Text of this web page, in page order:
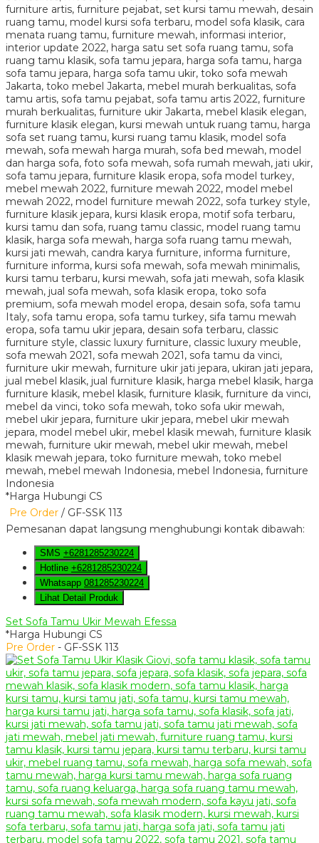
*Harga Hubungi CS
Pre Order / GF-SSK 113
Pemesanan dapat langsung menghubungi kontak dibawah:
SMS +6281285230224
Hotline +6281285230224
Whatsapp 081285230224
Lihat Detail Produk
Set Sofa Tamu Ukir Mewah Efessa
*Harga Hubungi CS
Pre Order - GF-SSK 113